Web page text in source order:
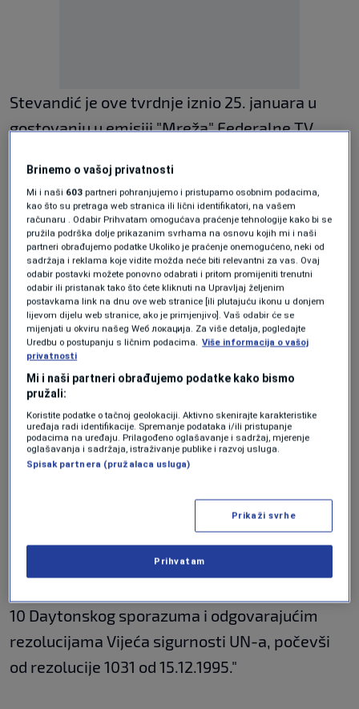
Stevandić je ove tvrdnje iznio 25. januara u
gostovanju u emisiji "Mreža" Federalne TV.
U pismu ambasadoru Arnautu, predsjedavajući
Komiteta za vanjske poslove Michael Roth je
između ostalog naveo: "Kao predsjedavajućem
nadležnog vanjskopolitičkog komiteta
Bundestaga nije mi ništa poznato o bilo
kakvom 'pravnom sporu' sa Narodnom
skupštinom Republike Srpske, gospodinom
Stevandićem ili njegovom partijom. Bilo bi to i
na neki način neobično, jer u vezi sa
zakonitošću imenovanja Visokog predstavnika
nema nikakvih sumnji ni ovdje, niti u Vladi.
Njegov rad uživa široku podršku."
Predsjedavajući Roth u pismu dalje naglašava
da je "imenovanje g. Schmidta izvršeno
zakonito 27.5.2021. kroz Upravni odbor Vijeća
10 Daytonskog sporazuma i odgovarajućim
rezolucijama Vijeća sigurnosti UN-a, počevši
od rezolucije 1031 od 15.12.1995."
Brinemo o vašoj privatnosti
Mi i naši 603 partneri pohranjujemo i pristupamo osobnim podacima,
kao što su pretraga web stranica ili lični identifikatori, na vašem
računaru . Odabir Prihvatam omogućava praćenje tehnologije kako bi se
pružila podrška dolje prikazanim svrhama na osnovu kojih mi i naši
partneri obrađujemo podatke Ukoliko je praćenje onemogućeno, neki od
sadržaja i reklama koje vidite možda neće biti relevantni za vas. Ovaj
odabir postavki možete ponovno odabrati i pritom promijeniti trenutni
odabir ili pristanak tako što ćete kliknuti na Upravljaj željenim
postavkama link na dnu ove web stranice [ili plutajuću ikonu u donjem
lijevom dijelu web stranice, ako je primjenjivo]. Vaš odabir će se
mijenjati u okviru našeg Wеб локација. Za više detalja, pogledajte
Uredbu o postupanju s ličnim podacima. Više informacija o vašoj
privatnosti
Mi i naši partneri obrađujemo podatke kako bismo
pružali:
Koristite podatke o tačnoj geolokaciji. Aktivno skenirajte karakteristike
uređaja radi identifikacije. Spremanje podataka i/ili pristupanje
podacima na uređaju. Prilagođeno oglašavanje i sadržaj, mjerenje
oglašavanja i sadržaja, istraživanje publike i razvoj usluga.
Spisak partnera (pružalaca usluga)
Prikaži svrhe
Prihvatam